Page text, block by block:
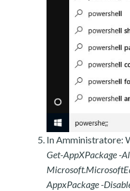
In Amministratore:
Get-AppXPackage -
AppxPackage -